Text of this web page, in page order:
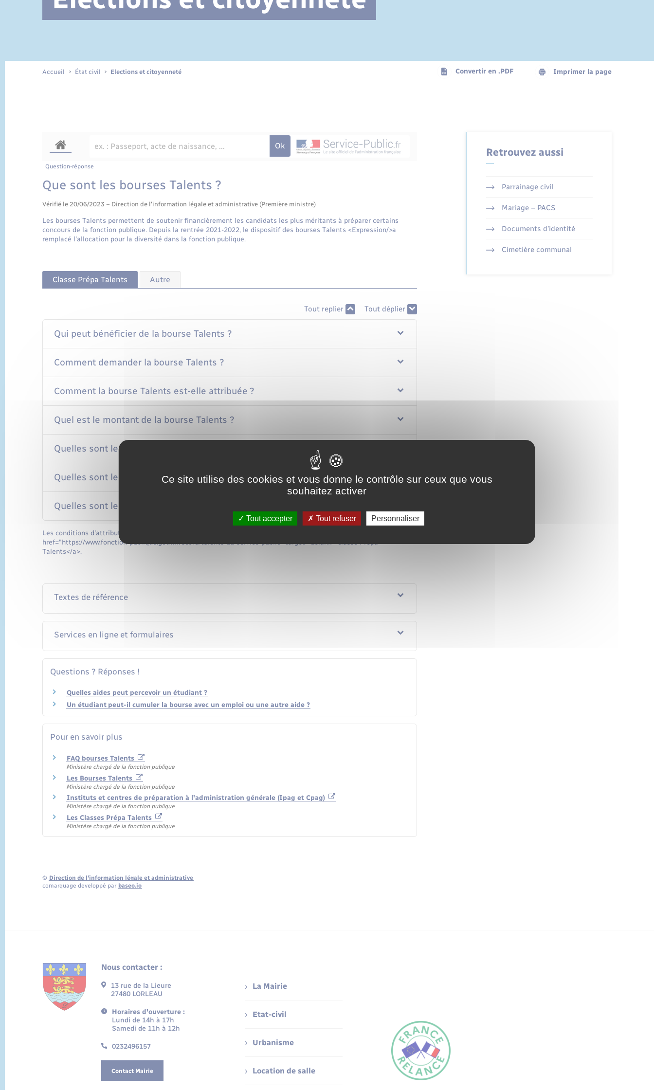
Documents d’identité Cimetière communal
Accueil État civil Elections et citoyenneté Convertir en .PDF Imprimer la page
Question-réponse
Que sont les bourses Talents ?
Vérifié le 20/06/2023 – Direction de l'information légale et administrative (Première ministre)
Les bourses Talents permettent de soutenir financièrement les candidats les plus méritants à préparer certains
concours de la fonction publique. Depuis la rentrée 2021-2022, le dispositif des bourses Talents <Expression/>a
remplacé l'allocation pour la diversité dans la fonction publique.
Classe Prépa Talents Autre
Tout replier Tout déplier
Qui peut bénéficier de la bourse Talents ?
Comment demander la bourse Talents ?
Comment la bourse Talents est-elle attribuée ?
Quel est le montant de la bourse Talents ?
Quelles sont les conditions de versement de la bourse Talents ?
Quelles sont les aides cumulables avec la bourse Talents ?
Quelles sont les obligations de la personne qui bénéficie de la bourse Talents ?
Les conditions d'attribution et le montant de ces bourses varient si vous préparez ou non votre concours dans une <a
href="https://www.fonction-publique.gouv.fr/score/talents-du-service-public" target="_blank">classe Prépa
Talents</a>.
Textes de référence
Services en ligne et formulaires
Questions ? Réponses !
Quelles aides peut percevoir un étudiant ?
Un étudiant peut-il cumuler la bourse avec un emploi ou une autre aide ?
Pour en savoir plus
FAQ bourses Talents
Ministère chargé de la fonction publique
Les Bourses Talents
Ministère chargé de la fonction publique
Instituts et centres de préparation à l'administration générale (Ipag et Cpag)
Ministère chargé de la fonction publique
Les Classes Prépa Talents
Ministère chargé de la fonction publique
© Direction de l’information légale et administrative
comarquage developpé par baseo.io
Retrouvez aussi
Parrainage civil
Mariage – PACS
Documents d’identité
Cimetière communal
Nous contacter :
13 rue de la Lieure
27480 LORLEAU
Horaires d'ouverture :
Lundi de 14h à 17h
Samedi de 11h à 12h
0232496157
Contact Mairie
La Mairie
Etat-civil
Urbanisme
Location de salle
Ce site utilise des cookies et vous donne le contrôle sur ceux que vous
souhaitez activer
Tout accepter Tout refuser Personnaliser